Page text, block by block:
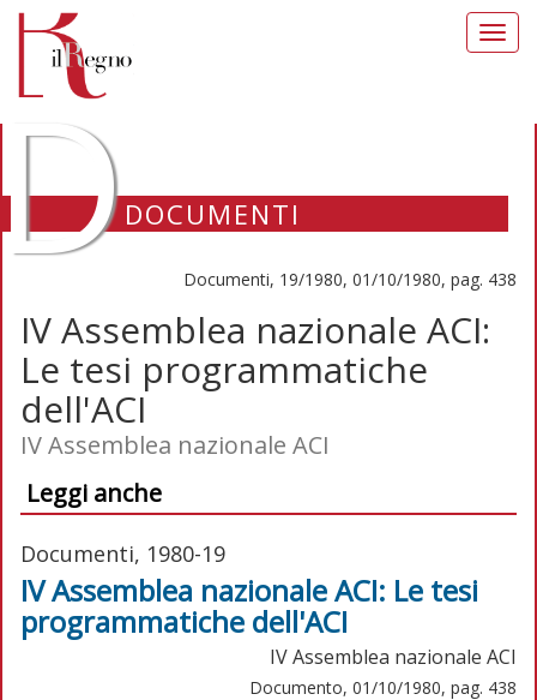
DOCUMENTI
Documenti, 19/1980, 01/10/1980, pag. 438
IV Assemblea nazionale ACI:
Le tesi programmatiche
dell'ACI
IV Assemblea nazionale ACI
Leggi anche
Documenti, 1980-19
IV Assemblea nazionale ACI: Le tesi
programmatiche dell'ACI
IV Assemblea nazionale ACI
Documento, 01/10/1980, pag. 438